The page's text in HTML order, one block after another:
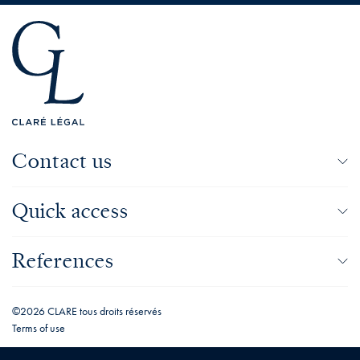
Contact us
Quick access
References
©2026 CLARE tous droits réservés
Terms of use